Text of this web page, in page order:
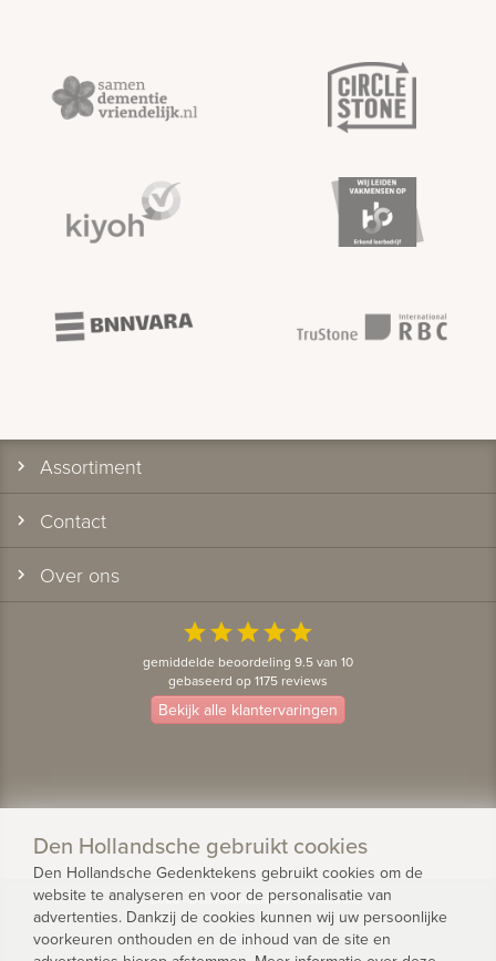
Assortiment
Contact
Over ons
starstarstarstarstar
gemiddelde beoordeling 9.5 van 10
gebaseerd op 1175 reviews
Bekijk alle klantervaringen
© 2026 - Den Hollandsche Gedenktekens
Privacy
Den Hollandsche gebruikt cookies
Den Hollandsche Gedenktekens gebruikt cookies om de
website te analyseren en voor de personalisatie van
advertenties. Dankzij de cookies kunnen wij uw persoonlijke
voorkeuren onthouden en de inhoud van de site en